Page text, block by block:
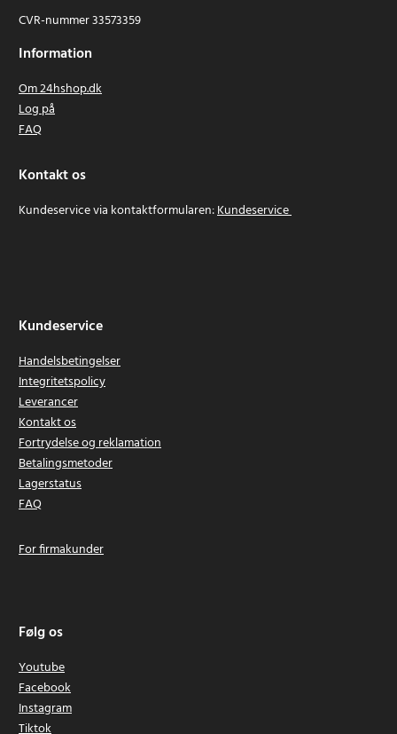
CVR-nummer 33573359
Information
Om 24hshop.dk
Log på
FAQ
Kontakt os
Kundeservice via kontaktformularen:Kundeservice
Kundeservice
Handelsbetingelser
Integritetspolicy
Leverancer
Kontakt os
Fortrydelse og reklamation
Betalingsmetoder
Lagerstatus
FAQ
For firmakunder
Følg os
Youtube
Facebook
Instagram
Tiktok